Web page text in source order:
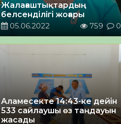
Жалағаштықтардың
белсенділігі жоғары
05.06.2022
759 0
Аламесекте 14:43-ке дейін
533 сайлаушы өз таңдауын
жасады